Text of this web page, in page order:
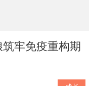
牢免疫重构期